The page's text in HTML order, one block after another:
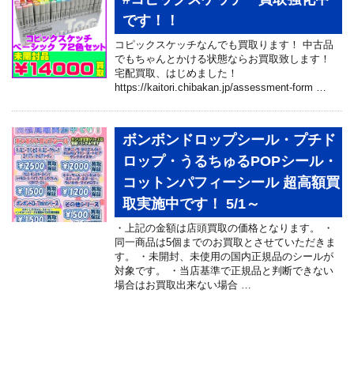
です！！
コピックスケッチなんでも買取ります！ 中古品
でもちゃんとかける状態ならお買取致します！
宅配買取、はじめました！
https://kaitori.chibakan.jp/assessment-form …
ボンボンドロップシール・プチド
ロップ・うるちゅるPOPシール・
コットンパフィーシール 超高額買
取実施中です！ 5/1～
・上記の金額は店頭買取の価格となります。 ・
同一商品は5個までのお買取とさせていただきま
す。 ・未開封、未使用の国内正規品のシールが
対象です。 ・当店基準で正規品と判断できない
場合はお買取出来ない場合 …